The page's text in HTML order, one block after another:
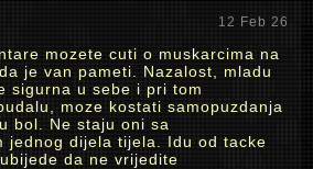
12 Feb 26
mozete cuti o muskarcima na
je van pameti. Nazalost, mladu
sigurna u sebe i pri tom
moze kostati samopuzdanja
bol. Ne staju oni sa
jednog dijela tijela. Idu od tacke
da ne vrijedite